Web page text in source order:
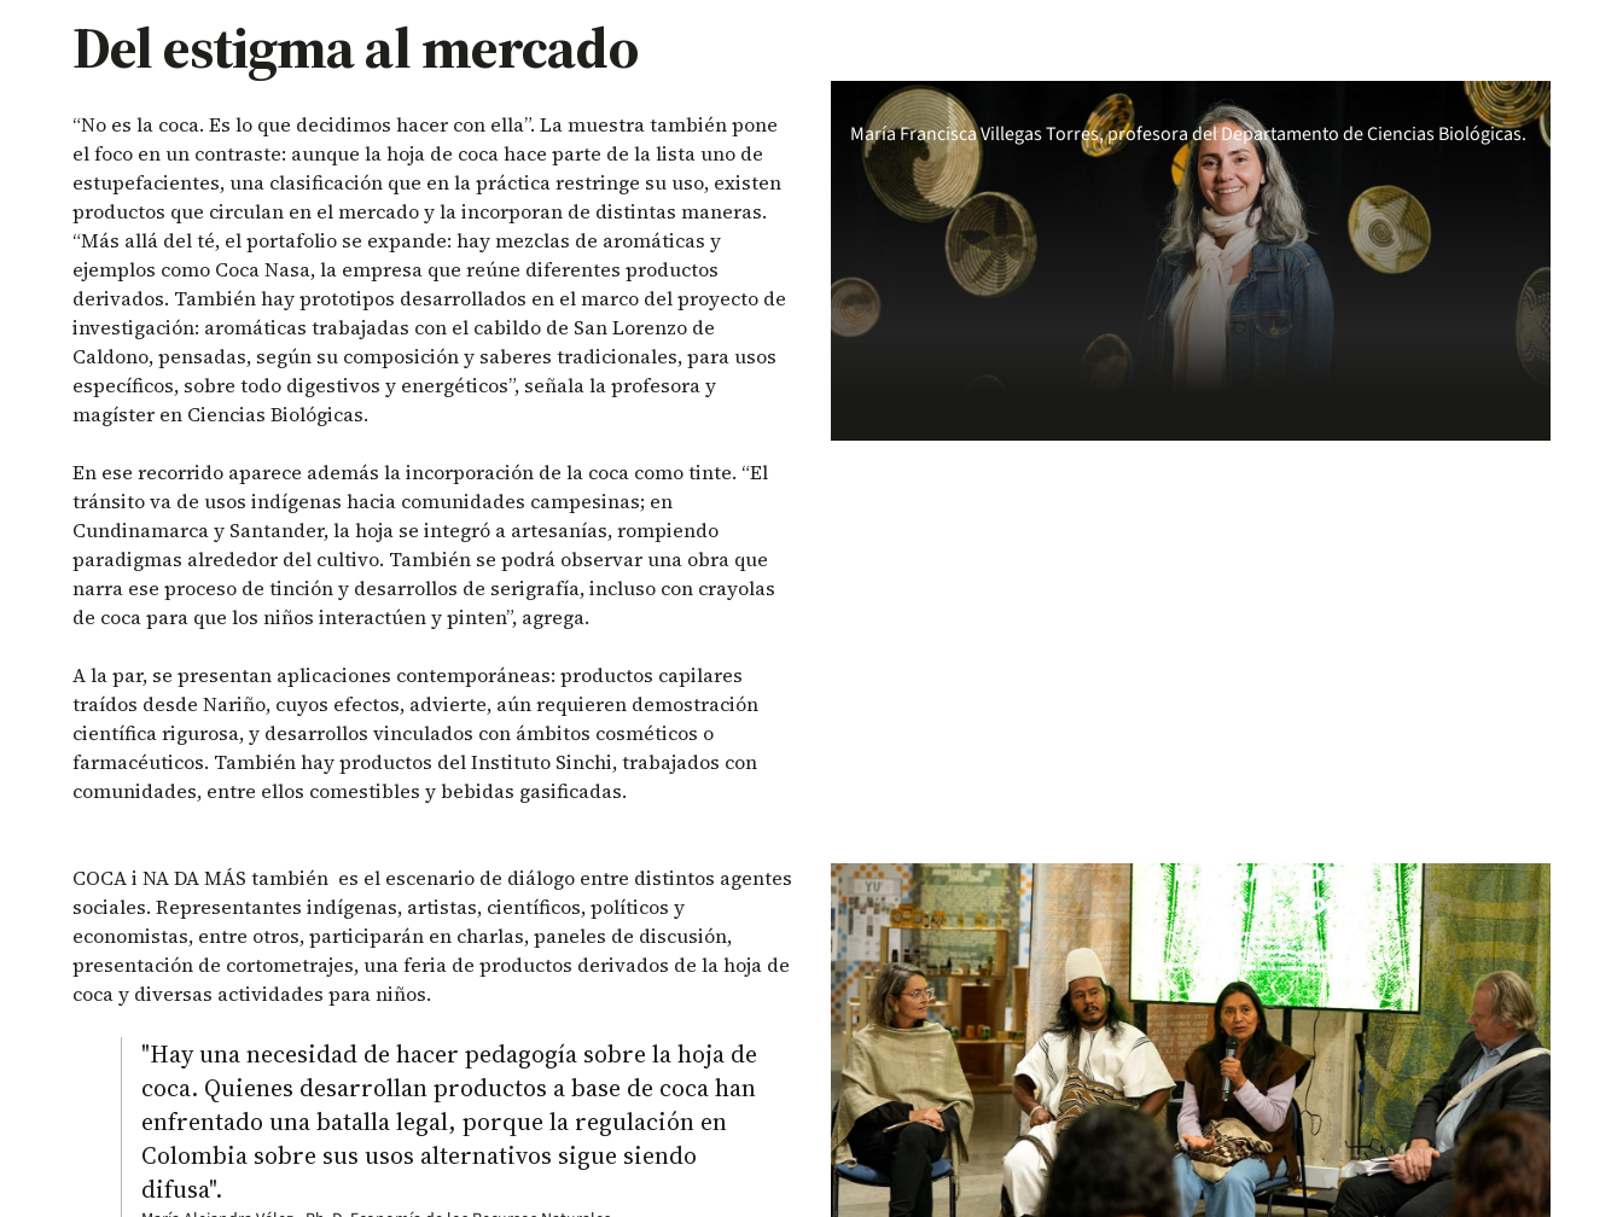
Del estigma al mercado
“No es la coca. Es lo que decidimos hacer con ella”. La muestra también pone
el foco en un contraste: aunque la hoja de coca hace parte de la lista uno de
estupefacientes, una clasificación que en la práctica restringe su uso, existen
productos que circulan en el mercado y la incorporan de distintas maneras.
“Más allá del té, el portafolio se expande: hay mezclas de aromáticas y
ejemplos como Coca Nasa, la empresa que reúne diferentes productos
derivados. También hay prototipos desarrollados en el marco del proyecto de
investigación: aromáticas trabajadas con el cabildo de San Lorenzo de
Caldono, pensadas, según su composición y saberes tradicionales, para usos
específicos, sobre todo digestivos y energéticos”, señala la profesora y
magíster en Ciencias Biológicas.
En ese recorrido aparece además la incorporación de la coca como tinte. “El
tránsito va de usos indígenas hacia comunidades campesinas; en
Cundinamarca y Santander, la hoja se integró a artesanías, rompiendo
paradigmas alrededor del cultivo. También se podrá observar una obra que
narra ese proceso de tinción y desarrollos de serigrafía, incluso con crayolas
de coca para que los niños interactúen y pinten”, agrega.
A la par, se presentan aplicaciones contemporáneas: productos capilares
traídos desde Nariño, cuyos efectos, advierte, aún requieren demostración
científica rigurosa, y desarrollos vinculados con ámbitos cosméticos o
farmacéuticos. También hay productos del Instituto Sinchi, trabajados con
comunidades, entre ellos comestibles y bebidas gasificadas.
María Francisca Villegas Torres, profesora del Departamento de Ciencias Biológicas.
COCA i NA DA MÁS también es el escenario de diálogo entre distintos agentes
sociales. Representantes indígenas, artistas, científicos, políticos y
economistas, entre otros, participarán en charlas, paneles de discusión,
presentación de cortometrajes, una feria de productos derivados de la hoja de
coca y diversas actividades para niños.
"Hay una necesidad de hacer pedagogía sobre la hoja de
coca. Quienes desarrollan productos a base de coca han
enfrentado una batalla legal, porque la regulación en
Colombia sobre sus usos alternativos sigue siendo
difusa".